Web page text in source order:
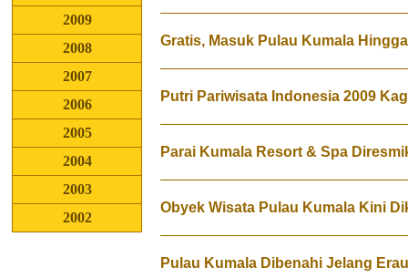
2009
2008
2007
2006
2005
2004
2003
2002
Gratis, Masuk Pulau Kumala
Putri Pariwisata Indonesia 2009
Parai Kumala Resort & Spa
Obyek Wisata Pulau Kumala Kini
Pulau Kumala Dibenahi Jelang Erau